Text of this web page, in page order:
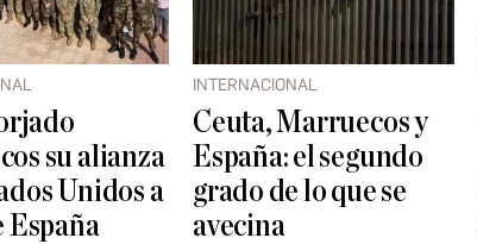
su alianza
Unidos a
España
INTERNACIONAL
Ceuta, Marruecos y
España: el segundo
grado de lo que se
avecina